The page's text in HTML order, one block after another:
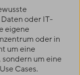
oder IT-
eigene
oder in
um eine
um eine
Cases.